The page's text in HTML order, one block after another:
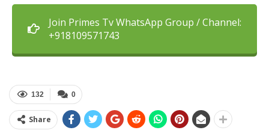
Join Primes Tv WhatsApp Group / Channel:
+918109571743
0
132
Share